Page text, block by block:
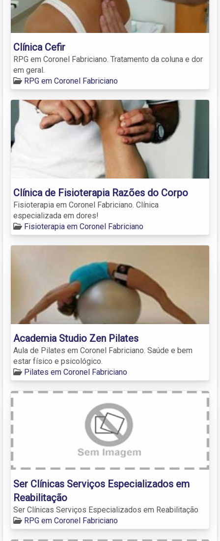
Clínica Cefir
RPG em Coronel Fabriciano. Tratamento da coluna e dor
em geral.
RPG em Coronel Fabriciano
Clínica de Fisioterapia Razões do Corpo
Fisioterapia em Coronel Fabriciano. Clínica
especializada em dores!
Fisioterapia em Coronel Fabriciano
Academia Studio Zen Pilates
Aula de Pilates em Coronel Fabriciano. Saúde e bem
estar físico e psicológico.
Pilates em Coronel Fabriciano
Ser Clínicas Serviços Especializados em
Reabilitação
Ser Clínicas Serviços Especializados em Reabilitação
RPG em Coronel Fabriciano